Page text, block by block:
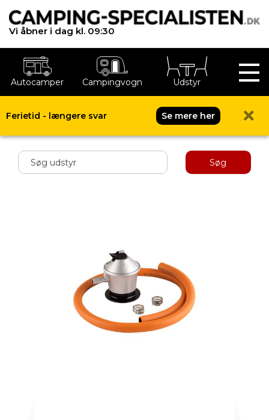
Vi åbner i dag kl. 09:30
Autocamper Campingvogn Udstyr
Ferietid - længere svar
Se mere her
Søg